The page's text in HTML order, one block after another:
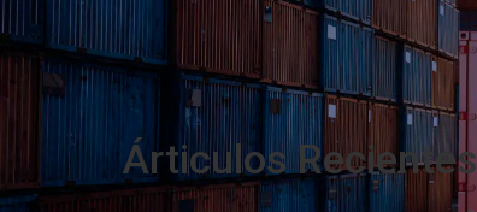
Árticulos Recientes